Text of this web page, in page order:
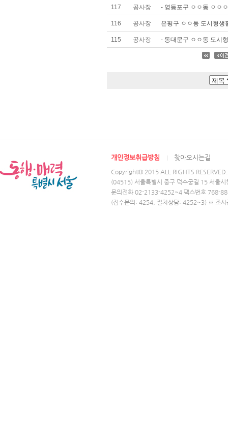
117 공사장 - 영등포구 ㅇㅇ동 ㅇㅇ
116 공사장 은평구 ㅇㅇ동 도시형생
115 공사장 - 동대문구 ㅇㅇ동 도시
개인정보취급방침 찾아오시는길
Copyright© 2015 ALL RIGHTS RESERVED.
(04515) 서울특별시 중구 덕수궁길 15 서울
문의전화 02-2133-4252~4 팩스번호 768-
(접수문의: 4254, 절차상담: 4252~3) ※ 조사